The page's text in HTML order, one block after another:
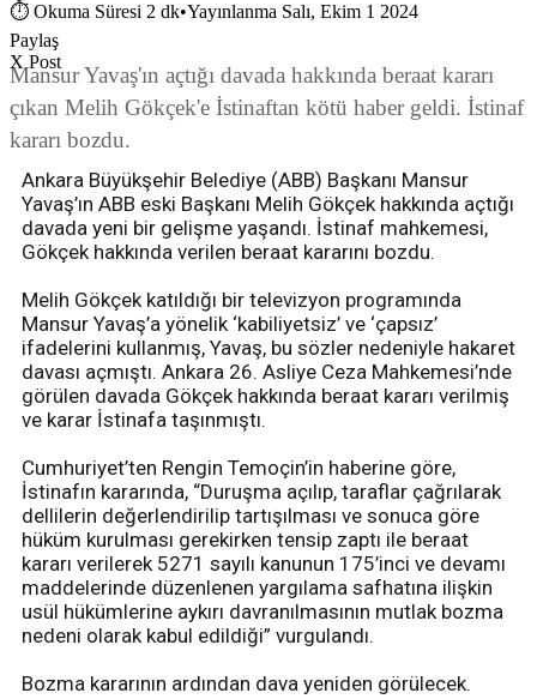
⏱ Okuma Süresi 2 dk•Yayınlanma Salı, Ekim 1 2024
Paylaş
X Post
Mansur Yavaş'ın açtığı davada hakkında beraat kararı
çıkan Melih Gökçek'e İstinaftan kötü haber geldi. İstinaf
kararı bozdu.
Ankara Büyükşehir Belediye (ABB) Başkanı Mansur
Yavaş’ın ABB eski Başkanı Melih Gökçek hakkında açtığı
davada yeni bir gelişme yaşandı. İstinaf mahkemesi,
Gökçek hakkında verilen beraat kararını bozdu.
Melih Gökçek katıldığı bir televizyon programında
Mansur Yavaş’a yönelik ‘kabiliyetsiz’ ve ‘çapsız’
ifadelerini kullanmış, Yavaş, bu sözler nedeniyle hakaret
davası açmıştı. Ankara 26. Asliye Ceza Mahkemesi’nde
görülen davada Gökçek hakkında beraat kararı verilmiş
ve karar İstinafa taşınmıştı.
Cumhuriyet’ten Rengin Temoçin’in haberine göre,
İstinafın kararında, “Duruşma açılıp, taraflar çağrılarak
dellilerin değerlendirilip tartışılması ve sonuca göre
hüküm kurulması gerekirken tensip zaptı ile beraat
kararı verilerek 5271 sayılı kanunun 175’inci ve devamı
maddelerinde düzenlenen yargılama safhatına ilişkin
usül hükümlerine aykırı davranılmasının mutlak bozma
nedeni olarak kabul edildiği” vurgulandı.
Bozma kararının ardından dava yeniden görülecek.